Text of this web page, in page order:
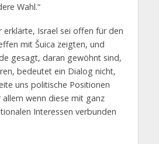
Wahl.“
erklärte, Israel sei offen für den
mit Šuica zeigten, und
gesagt, daran gewöhnt sind,
bedeutet ein Dialog nicht,
uns politische Positionen
wenn diese mit ganz
Interessen verbunden